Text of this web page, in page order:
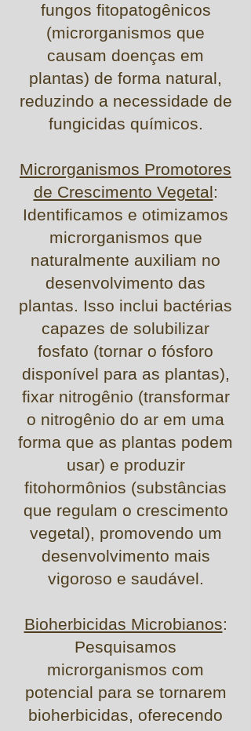
fungos fitopatogênicos
(microrganismos que
causam doenças em
plantas) de forma natural,
reduzindo a necessidade de
fungicidas químicos.
Microrganismos Promotores
de Crescimento Vegetal:
Identificamos e otimizamos
microrganismos que
naturalmente auxiliam no
desenvolvimento das
plantas. Isso inclui bactérias
capazes de solubilizar
fosfato (tornar o fósforo
disponível para as plantas),
fixar nitrogênio (transformar
o nitrogênio do ar em uma
forma que as plantas podem
usar) e produzir
fitohormônios (substâncias
que regulam o crescimento
vegetal), promovendo um
desenvolvimento mais
vigoroso e saudável.
Bioherbicidas Microbianos:
Pesquisamos
microrganismos com
potencial para se tornarem
bioherbicidas, oferecendo